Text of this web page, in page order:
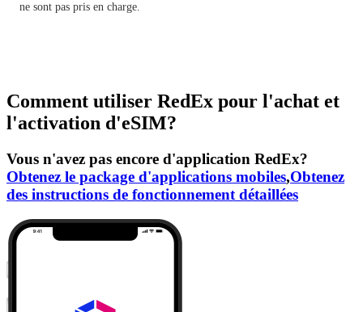
ne sont pas pris en charge.
Comment utiliser RedEx pour l'achat et
l'activation d'eSIM?
Vous n'avez pas encore d'application RedEx?
Obtenez le package d'applications mobiles,Obtenez
des instructions de fonctionnement détaillées